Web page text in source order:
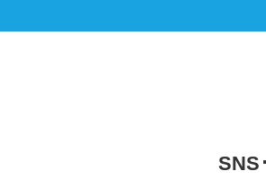
SNS